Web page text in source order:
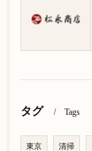
タグ Tags
東京 清掃